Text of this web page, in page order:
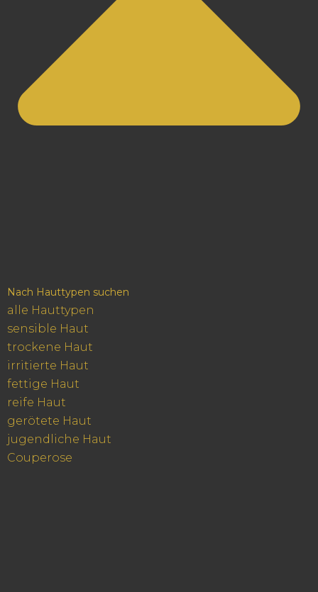
Nach Hauttypen suchen
alle Hauttypen
sensible Haut
trockene Haut
irritierte Haut
fettige Haut
reife Haut
gerötete Haut
jugendliche Haut
Couperose